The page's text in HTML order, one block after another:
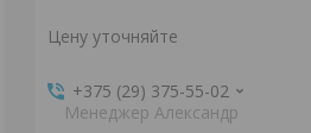
Цену уточняйте
+375 (29) 375-55-02
Менеджер Александр